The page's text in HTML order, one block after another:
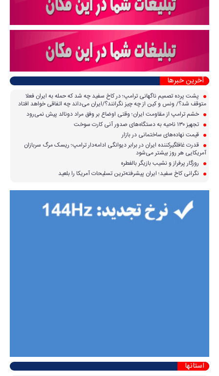
آخرین خبرها
پشت پرده تصمیم ناگهانی ترامپ؛ در کاخ سفید چه شد که حمله به ایران فعلا
متوقف شد؟/ ونس و کین از چه چیز نگرانند؟/ایران می‌داند چه اتفاقی خواهد افتاد
خشم ترامپ از مقاومت ایران؛ وقتی اوضاع بر وفق مراد دونالد پیش نمی‌رود
تجهیز ۱۳۰ ناحیه به دستگاه‌های صدور آنی کارت سوخت
قیمت نهاده‌های ساختمانی در بازار
قدرت غافلگیرکننده ایران در برابر دیوانگی ادامه‌دار ترامپ؛ ریسک مرگ سربازان
آمریکایی هر روز بیشتر می‌شود
روزگار پرفراز و نشیب بازیگر بالفطره
نگرانی کاخ سفید؛ ایران پیشرفته‌ترین تسلیحات آمریکا را بلعید
استانها